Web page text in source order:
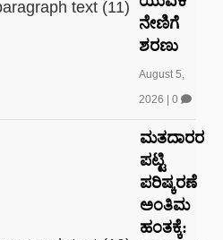
ನೇಣಿಗೆ
ಶರಣು
August 5,
2026
0
ಮತದಾರರ
ಪಟ್ಟಿ
ಪರಿಷ್ಕರಣೆ
ಅಂತಿಮ
ಹಂತಕ್ಕೆ: